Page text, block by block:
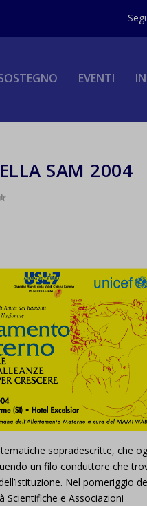
EVENTI
SAM 2004
sopradescritte, che
un filo conduttore che
Nel pomeriggio
Scientifiche e Associazioni